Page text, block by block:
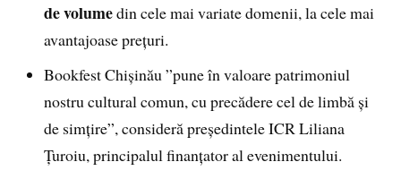
de volumedin cele mai variate domenii, la cele mai
avantajoase prețuri.
Bookfest Chișinău ”pune în valoare patrimoniul
nostru cultural comun, cu precădere cel de limbă și
de simțire”, consideră președintele ICR Liliana
Țuroiu, principalul finanțator al evenimentului.